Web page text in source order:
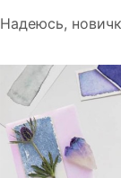
Надеюсь,